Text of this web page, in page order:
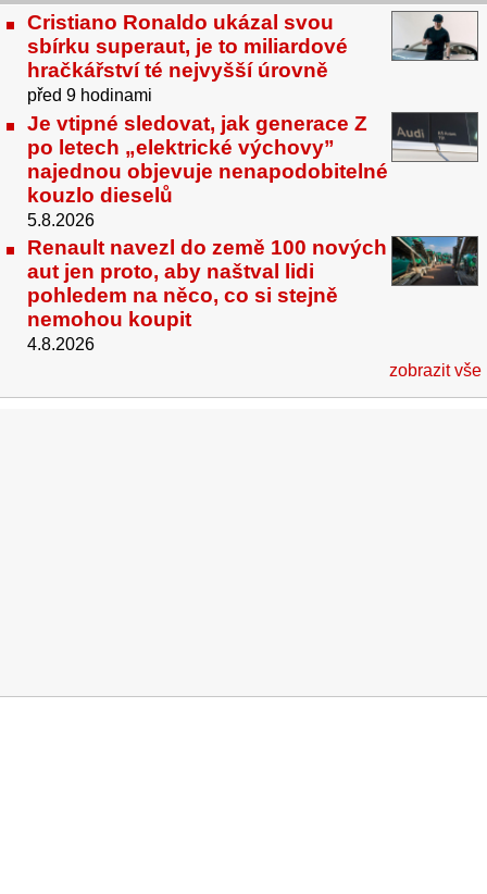
Cristiano Ronaldo ukázal svou
sbírku superaut, je to miliardové
hračkářství té nejvyšší úrovně
před 9 hodinami
Je vtipné sledovat, jak generace Z
po letech „elektrické výchovy”
najednou objevuje nenapodobitelné
kouzlo dieselů
5.8.2026
Renault navezl do země 100 nových
aut jen proto, aby naštval lidi
pohledem na něco, co si stejně
nemohou koupit
4.8.2026
zobrazit vše